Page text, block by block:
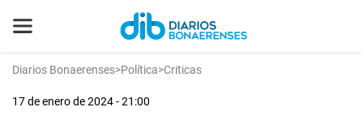
Diarios Bonaerenses>Política>Criticas
17 de enero de 2024 - 21:00